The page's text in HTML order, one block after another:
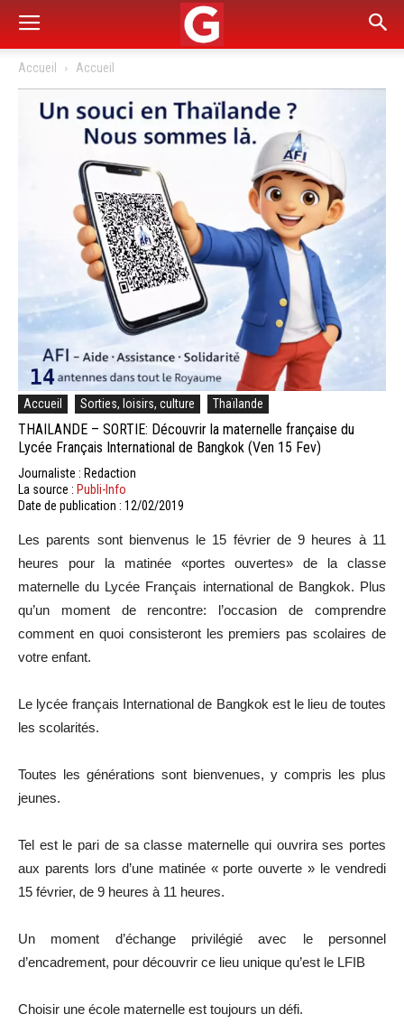
Accueil Accueil
Accueil Sorties, loisirs, culture Thaïlande
THAILANDE – SORTIE: Découvrir la maternelle française du
Lycée Français International de Bangkok (Ven 15 Fev)
Journaliste : Redaction
La source : Publi-Info
Date de publication : 12/02/2019
Les parents sont bienvenus le 15 février de 9 heures à 11
heures pour la matinée «portes ouvertes» de la classe
maternelle du Lycée Français international de Bangkok. Plus
qu’un moment de rencontre: l’occasion de comprendre
comment en quoi consisteront les premiers pas scolaires de
votre enfant.
Le lycée français International de Bangkok est le lieu de toutes
les scolarités.
Toutes les générations sont bienvenues, y compris les plus
jeunes.
Tel est le pari de sa classe maternelle qui ouvrira ses portes
aux parents lors d’une matinée « porte ouverte » le vendredi
15 février, de 9 heures à 11 heures.
Un moment d’échange privilégié avec le personnel
d’encadrement, pour découvrir ce lieu unique qu’est le LFIB
Choisir une école maternelle est toujours un défi.